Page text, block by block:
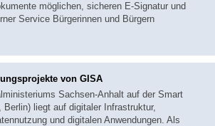
möglichen, sicheren E-Signatur und
Service Bürgerinnen und Bürgern
von GISA
Sachsen-Anhalt auf der Smart
liegt auf digitaler Infrastruktur,
und digitalen Anwendungen. Als